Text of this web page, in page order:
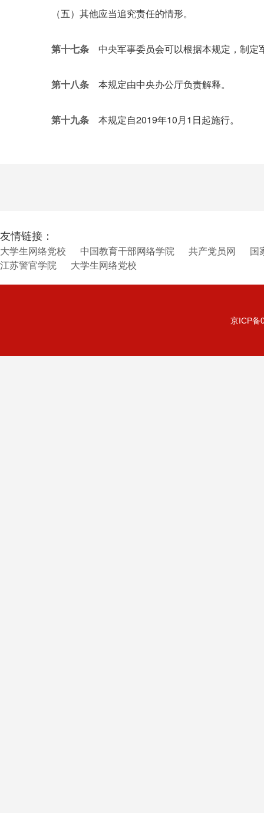
（五）其他应当追究责任的情形。
第十七条 中央军事委员会可以根据本规定，制定
第十八条 本规定由中央办公厅负责解释。
第十九条 本规定自2019年10月1日起施行。
友情链接：
大学生网络党校 中国教育干部网络学院 共产党员网
国
江苏警官学院
大学生网络党校
京ICP备